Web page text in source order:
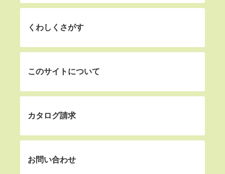
くわしくさがす
このサイトについて
カタログ請求
お問い合わせ